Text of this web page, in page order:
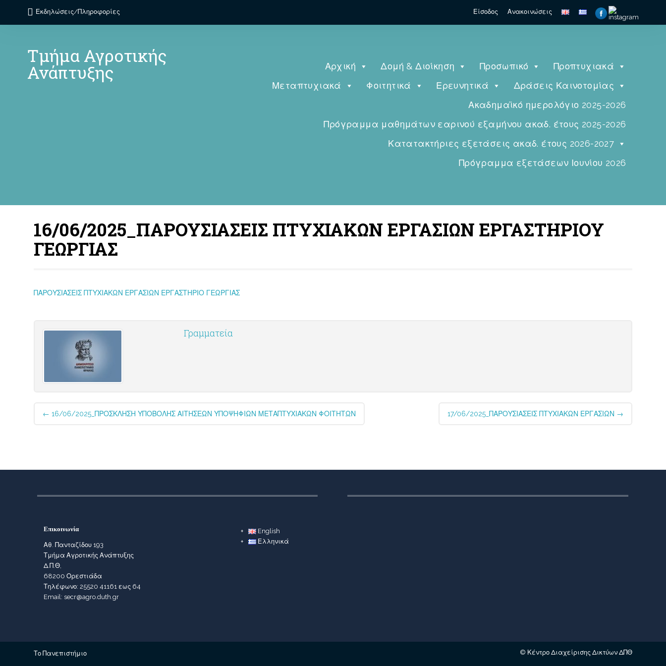
Εκδηλώσεις/Πληροφορίες Είσοδος Ανακοινώσεις
Τμήμα Αγροτικής
Ανάπτυξης Αρχική Δομή & Διοίκηση Προσωπικό
Προπτυχιακά
Μεταπτυχιακά
Φοιτητικά Ερευνητικά
Δράσεις Καινοτομίας
Ακαδημαϊκό ημερολόγιο 2025-2026
Πρόγραμμα μαθημάτων εαρινού εξαμήνου ακαδ. έτους 2025-2026
Κατατακτήριες εξετάσεις ακαδ. έτους 2026-2027
Πρόγραμμα εξετάσεων Ιουνίου 2026
16/06/2025_ΠΑΡΟΥΣΙΑΣΕΙΣ ΠΤΥΧΙΑΚΩΝ ΕΡΓΑΣΙΩΝ ΕΡΓΑΣΤΗΡΙΟΥ
ΓΕΩΡΓΙΑΣ
ΠΑΡΟΥΣΙΑΣΕΙΣ ΠΤΥΧΙΑΚΩΝ ΕΡΓΑΣΙΩΝ ΕΡΓΑΣΤΗΡΙΟ ΓΕΩΡΓΙΑΣ
Γραμματεία
Post
navigation
← 16/06/2025_ΠΡΟΣΚΛΗΣΗ ΥΠΟΒΟΛΗΣ ΑΙΤΗΣΕΩΝ ΥΠΟΨΗΦΙΩΝ ΜΕΤΑΠΤΥΧΙΑΚΩΝ ΦΟΙΤΗΤΩΝ 17/06/2025_ΠΑΡΟΥΣΙΑΣΕΙΣ ΠΤΥΧΙΑΚΩΝ ΕΡΓΑΣΙΩΝ →
Επικοινωνία
Αθ. Πανταζίδου 193
Τμήμα Αγροτικής Ανάπτυξης
Δ.Π.Θ,
68200 Ορεστιάδα
Τηλέφωνο: 25520 41161 εως 64
Email: secr@agro.duth.gr
English
Ελληνικά
Το Πανεπιστήμιο © Κέντρο Διαχείρισης Δικτύων ΔΠΘ